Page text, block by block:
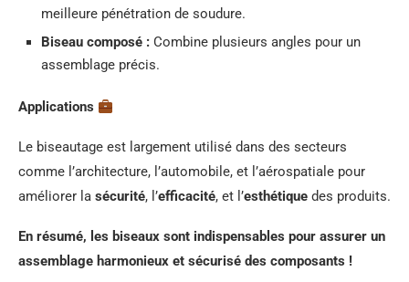
meilleure pénétration de soudure.
Biseau composé : Combine plusieurs angles pour un
assemblage précis.
Applications
Le biseautage est largement utilisé dans des secteurs
comme l’architecture, l’automobile, et l’aérospatiale pour
améliorer la sécurité, l’efficacité, et l’esthétique des produits.
En résumé, les biseaux sont indispensables pour assurer un
assemblage harmonieux et sécurisé des composants !